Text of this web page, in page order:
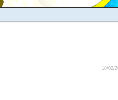
18/02/